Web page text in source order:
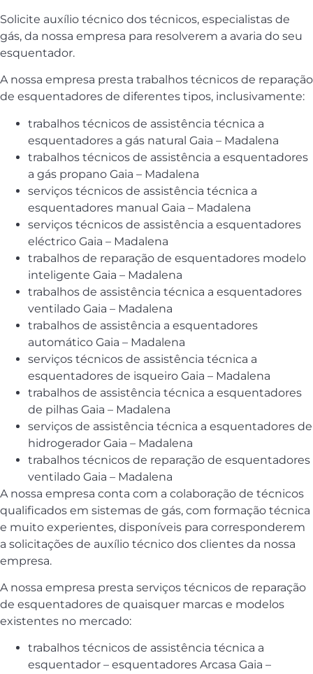
Solicite auxílio técnico dos técnicos, especialistas de
gás, da nossa empresa para resolverem a avaria do seu
esquentador.
A nossa empresa presta trabalhos técnicos de reparação
de esquentadores de diferentes tipos, inclusivamente:
trabalhos técnicos de assistência técnica a
esquentadores a gás natural Gaia – Madalena
trabalhos técnicos de assistência a esquentadores
a gás propano Gaia – Madalena
serviços técnicos de assistência técnica a
esquentadores manual Gaia – Madalena
serviços técnicos de assistência a esquentadores
eléctrico Gaia – Madalena
trabalhos de reparação de esquentadores modelo
inteligente Gaia – Madalena
trabalhos de assistência técnica a esquentadores
ventilado Gaia – Madalena
trabalhos de assistência a esquentadores
automático Gaia – Madalena
serviços técnicos de assistência técnica a
esquentadores de isqueiro Gaia – Madalena
trabalhos de assistência técnica a esquentadores
de pilhas Gaia – Madalena
serviços de assistência técnica a esquentadores de
hidrogerador Gaia – Madalena
trabalhos técnicos de reparação de esquentadores
ventilado Gaia – Madalena
A nossa empresa conta com a colaboração de técnicos
qualificados em sistemas de gás, com formação técnica
e muito experientes, disponíveis para corresponderem
a solicitações de auxílio técnico dos clientes da nossa
empresa.
A nossa empresa presta serviços técnicos de reparação
de esquentadores de quaisquer marcas e modelos
existentes no mercado:
trabalhos técnicos de assistência técnica a
esquentador – esquentadores Arcasa Gaia –